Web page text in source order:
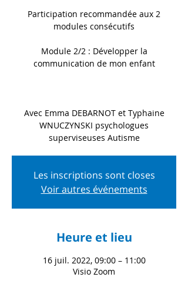
Participation recommandée aux 2
modules consécutifs
Module 2/2 : Développer la
communication de mon enfant
Avec Emma DEBARNOT et Typhaine
WNUCZYNSKI psychologues
superviseuses Autisme
Les inscriptions sont closes
Voir autres événements
Heure et lieu
16 juil. 2022, 09:00 – 11:00
Visio Zoom